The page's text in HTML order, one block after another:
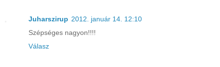
Juharszirup 2012. január 14. 12:10
Szépséges nagyon!!!!
Válasz